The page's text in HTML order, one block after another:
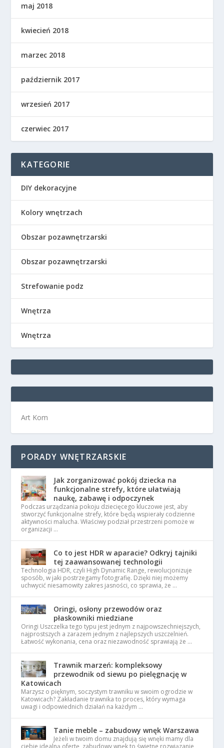
maj 2018
kwiecień 2018
marzec 2018
październik 2017
wrzesień 2017
czerwiec 2017
KATEGORIE
DIY dekoracyjne
Kolory wnętrzach
Obszar pozawnętrzarski
Obszar pozawnętrzarski
Strefowanie podz
Wnętrza
Wnętrza
Art Kom
PORADY WNĘTRZARSKIE
Jak zorganizować pokój dziecka na
funkcjonalne strefy, które ułatwiają
naukę, zabawę i odpoczynek
Podczas urządzania pokoju dziecięcego kluczowe jest, aby
stworzyć funkcjonalne strefy, które będą wspierały codzienne
aktywności malucha. Właściwy podział przestrzeni pomoże w
organizacji …
Co to jest HDR w aparacie? Odkryj tajniki
tej zaawansowanej technologii
Technologia HDR, czyli High Dynamic Range, rewolucjonizuje
sposób, w jaki postrzegamy fotografię. Dzięki niej możemy
uchwycić niesamowity zakres jasności, co sprawia, że …
Oringi, osłony przewodów oraz
płaskowniki miedziane
Oringi Uszczelka tego typu jest jednym z najpowszechniejszych,
najprostszych a zarazem jednym z najlepszych uszczelnień.
Łatwość wykonania, cena oraz niezawodność sprawiają że …
Trawnik marzeń: kompleksowy
przewodnik od siewu po pielęgnację w
Katowicach
Marzysz o pięknym, soczystym trawniku w swoim ogrodzie w
Katowicach? Zakładanie trawnika to proces, który wymaga
uwagi i odpowiednich działań na każdym …
Tanie meble – zabudowy wnęk Warszawa
Jeżeli w twoim domu znajdują się wnęki mamy dla
ciebie idealną ofertę, zabudowy wnęk to świetne rozwiązanie